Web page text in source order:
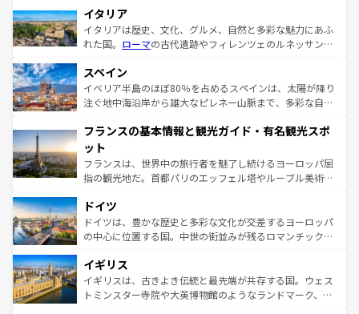
イタリア
イタリアは歴史、文化、グルメ、自然と多彩な魅力にあふ
れた国。 ローマの古代遺跡やフィレンツェのルネッサンス
ろん、トスカーナの美しい田園風景やアマルフィ海岸の絶
景など、自然景観も見逃せない。観光の合間には、本場の
ピザやパスタなど、絶品のイタリア料理を堪能することも
ませてくれるイタリアで、忘れられない旅をしてみよう！
なお、新着のイタリア情報は
しい。
スペイン
イベリア半島のほぼ80％を占めるスペインは、太陽が降り
注ぐ地中海沿岸から雄大なピレネー山脈まで、多彩な自然
文化が根付くこの国では、情熱的なフラメンコ、熱気あふ
れる闘牛、そして美味しいタパスが生活の一部となってい
る。首都マドリードの洗練された雰囲気や、バルセロナの
アートに溢れた街角から、地方では古代ローマ遺跡や中世
せる。地方によって風土や気候が異なるスペインはその個
性で訪れる人を魅了する。 なお、新着のスペイン情報は コ
ンテンツ一覧を参照してほしい。
フランスの基本情報と観光ガイド・有名観光スポ
ット
フランスは、世界中の旅行者を魅了し続けるヨーロッパ屈
指の観光地だ。首都パリのエッフェル塔やルーブル美術館
で、幅広い魅力が詰まっている。華麗な宮殿、歴史的な大
聖堂、美しいビーチ、そして豊かな自然が、訪れる者を心
から魅了する。また、フランスは美食の国としても知ら
いる。シャンパンの発祥地であるランス、プロヴァンスの
香り高いラベンダー畑など、多彩な楽しみ方が可能だ。さ
らに、パリ以外の地域にも魅力が溢れており、どの街角に
ドイツ
ドイツは、豊かな歴史と多彩な文化が交差するヨーロッパ
の中心に位置する国。中世の街並みが残るロマンチック街
顔を持つこの国は、どこを歩いても飽きることがない。ベ
ルリンの文化的活気、バイエルン州のアルプスの絶景、そ
してライン川沿いのワイン畑といった風景は必見。ビール
イギリス
イギリスは、古きよき伝統と最先端が共存する国。ウェス
トミンスター寺院や大英博物館のようなランドマーク、歴